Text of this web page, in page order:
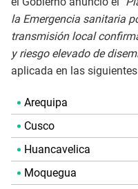
la Emergencia sanitaria
transmisión local
y riesgo elevado de
aplicada en las
Arequipa
Cusco
Huancavelica
Moquegua